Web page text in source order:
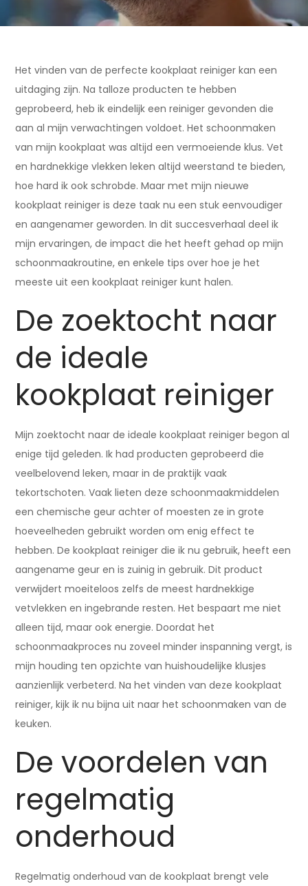
Het vinden van de perfecte kookplaat reiniger kan een
uitdaging zijn. Na talloze producten te hebben
geprobeerd, heb ik eindelijk een reiniger gevonden die
aan al mijn verwachtingen voldoet. Het schoonmaken
van mijn kookplaat was altijd een vermoeiende klus. Vet
en hardnekkige vlekken leken altijd weerstand te bieden,
hoe hard ik ook schrobde. Maar met mijn nieuwe
kookplaat reiniger is deze taak nu een stuk eenvoudiger
en aangenamer geworden. In dit succesverhaal deel ik
mijn ervaringen, de impact die het heeft gehad op mijn
schoonmaakroutine, en enkele tips over hoe je het
meeste uit een kookplaat reiniger kunt halen.
De zoektocht naar
de ideale
kookplaat reiniger
Mijn zoektocht naar de ideale kookplaat reiniger begon al
enige tijd geleden. Ik had producten geprobeerd die
veelbelovend leken, maar in de praktijk vaak
tekortschoten. Vaak lieten deze schoonmaakmiddelen
een chemische geur achter of moesten ze in grote
hoeveelheden gebruikt worden om enig effect te
hebben. De kookplaat reiniger die ik nu gebruik, heeft een
aangename geur en is zuinig in gebruik. Dit product
verwijdert moeiteloos zelfs de meest hardnekkige
vetvlekken en ingebrande resten. Het bespaart me niet
alleen tijd, maar ook energie. Doordat het
schoonmaakproces nu zoveel minder inspanning vergt, is
mijn houding ten opzichte van huishoudelijke klusjes
aanzienlijk verbeterd. Na het vinden van deze kookplaat
reiniger, kijk ik nu bijna uit naar het schoonmaken van de
keuken.
De voordelen van
regelmatig
onderhoud
Regelmatig onderhoud van de kookplaat brengt vele